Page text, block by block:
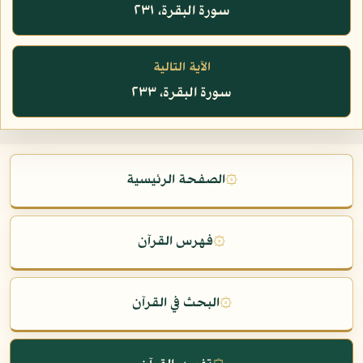
سورة البقرة، ٢٣١
الآية التالية
سورة البقرة، ٢٣٣
۞الصفحة الرئيسية
۞فهرس القرآن
۞البحث في القرآن